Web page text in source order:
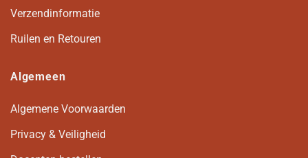
Verzendinformatie
Ruilen en Retouren
Algemeen
Algemene Voorwaarden
Privacy & Veiligheid